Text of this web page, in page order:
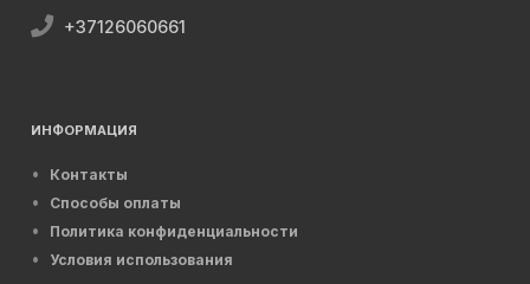
+37126060661
ИНФОРМАЦИЯ
Контакты
Способы оплаты
Политика конфиденциальности
Условия использования